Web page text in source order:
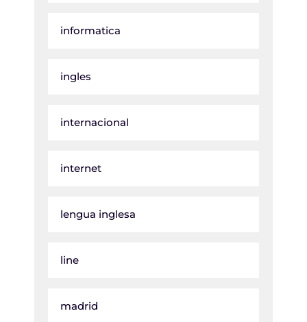
informatica
ingles
internacional
internet
lengua inglesa
line
madrid